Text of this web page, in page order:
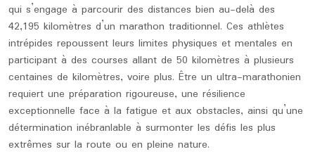
qui s’engage à parcourir des distances bien au-delà des
42,195 kilomètres d’un marathon traditionnel. Ces athlètes
intrépides repoussent leurs limites physiques et mentales en
participant à des courses allant de 50 kilomètres à plusieurs
centaines de kilomètres, voire plus. Être un ultra-marathonien
requiert une préparation rigoureuse, une résilience
exceptionnelle face à la fatigue et aux obstacles, ainsi qu’une
détermination inébranlable à surmonter les défis les plus
extrêmes sur la route ou en pleine nature.